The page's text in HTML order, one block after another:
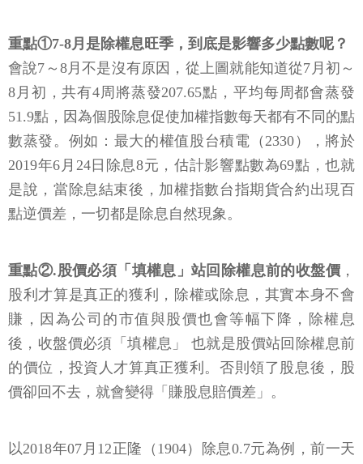
重點①7-8月是除權息旺季，到底是影響多少點數呢？
會說7～8月不是沒有原因，從上圖就能知道從7月初～
8月初，共有4周將蒸發207.65點，平均每周都會蒸發
51.9點，因為個股除息促使加權指數每天都有不同的點
數蒸發。例如：最大的權值股台積電（2330），將於
2019年6月24日除息8元，估計影響點數為69點，也就
是說，當除息結束後，加權指數台指期貨合約出現百
點逆價差，一切都是除息自然現象。
重點②.股價必須「填權息」站回除權息前的收盤價 ，
股利才算是真正的獲利，除權或除息，其實本身不會
賺，因為公司的市值與股價也會等幅下降，除權息
後，收盤價必須「填權息」 也就是股價站回除權息前
的價位，投資人才算真正獲利。否則領了股息後，股
價卻回不去，就會變得「賺股息賠價差」。
以2018年07月12正隆（1904）除息0.7元為例，前一天